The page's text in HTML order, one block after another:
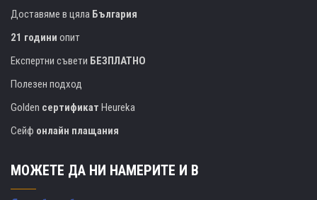
Доставяме в цяла България
21 години опит
Експертни съвети БЕЗПЛАТНО
Полезен подход
Golden сертификат Heureka
Сейф онлайн плащания
МОЖЕТЕ ДА НИ НАМЕРИТЕ И В